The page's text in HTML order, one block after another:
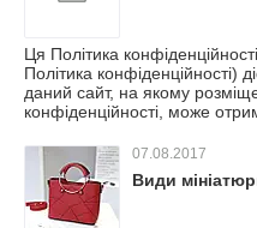
Ця Політика
Політика конфіденційності)
даний сайт, на якому
конфіденційності, може
07.08.2017
Види